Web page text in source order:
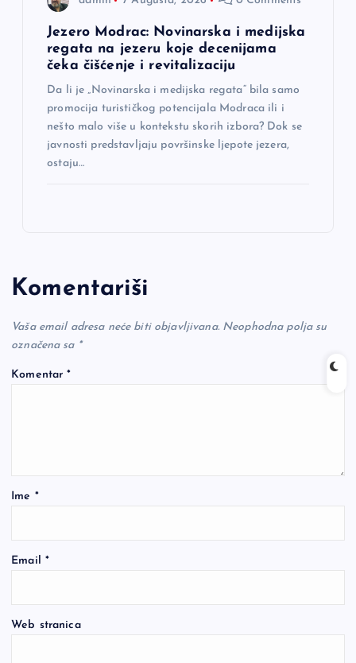
Jezero Modrac: Novinarska i medijska
regata na jezeru koje decenijama
čeka čišćenje i revitalizaciju
Da li je „Novinarska i medijska regata“ bila samo
promocija turističkog potencijala Modraca ili i
nešto malo više u kontekstu skorih izbora? Dok se
javnosti predstavljaju površinske ljepote jezera,
ostaju…
Komentariši
Vaša email adresa neće biti objavljivana. Neophodna polja su
označena sa *
Komentar*
Ime *
Email *
Web stranica